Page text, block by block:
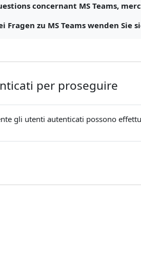
concernant MS Teams,
zu MS Teams wenden Sie
per proseguire
gli utenti autenticati possono